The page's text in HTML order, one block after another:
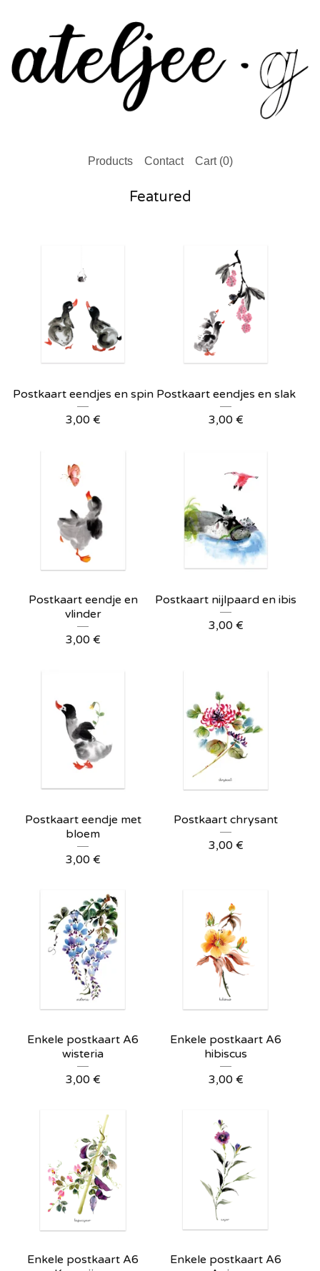
Products Contact Cart (0)
Featured
Postkaart eendjes en spin
3,00 €
Postkaart eendjes en slak
3,00 €
Postkaart eendje en
vlinder
3,00 €
Postkaart nijlpaard en ibis
3,00 €
Postkaart eendje met
bloem
3,00 €
Postkaart chrysant
3,00 €
Enkele postkaart A6
wisteria
3,00 €
Enkele postkaart A6
hibiscus
3,00 €
Enkele postkaart A6
Enkele postkaart A6